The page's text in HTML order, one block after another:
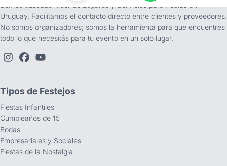
Somos buscador líder de Lugares y Servicios para fiestas en
Uruguay. Facilitamos el contacto directo entre clientes y proveedores.
No somos organizadores; somos la herramienta para que encuentres
todo lo que necesitás para tu evento en un solo lugar.
Tipos de Festejos
Fiestas Infantiles
Cumpleaños de 15
Bodas
Empresariales y Sociales
Fiestas de la Nostalgia